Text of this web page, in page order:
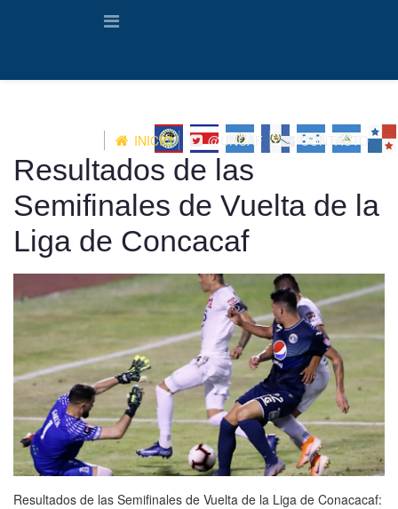
INICIO @UNCAF CONTACTO
Resultados de las
Semifinales de Vuelta de la
Liga de Concacaf
Resultados de las Semifinales de Vuelta de la Liga de Conacacaf: